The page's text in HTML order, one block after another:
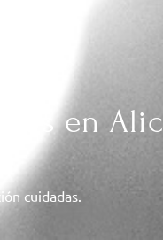
en
cuidadas.